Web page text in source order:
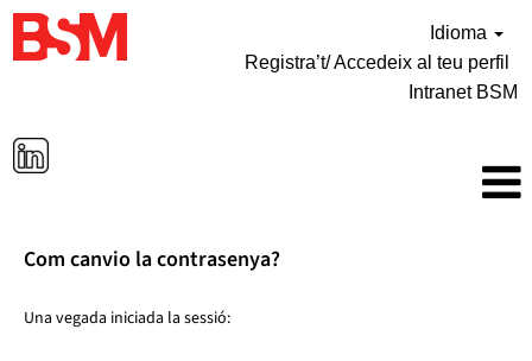
Idioma
Registra’t/ Accedeix al teu perfil
Intranet BSM
Com canvio la contrasenya?
Una vegada iniciada la sessió: